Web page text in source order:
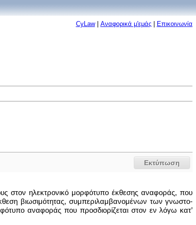
CyLaw| Αναφορικά μ'εμάς| Επικοινωνία
Εκτύπωση
στον ηλεκτρονικό μορφότυπο έκθεσης αναφοράς, που
βιωσιμότητας, συμπεριλαμβανομένων των γνωστο-
αναφοράς που προσδιορίζεται στον εν λόγω κατ’